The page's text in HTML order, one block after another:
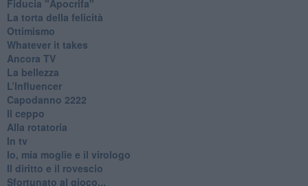
Fiducia "Apocrifa"
La torta della felicità
Ottimismo
Whatever it takes
Ancora TV
La bellezza
L’Influencer
​Capodanno 2222
Il ceppo
Alla rotatoria
In tv
Io, mia moglie e il virologo
Il diritto e il rovescio
Sfortunato al gioco...